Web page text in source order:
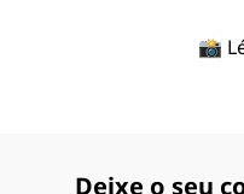
📸
Deixe o seu